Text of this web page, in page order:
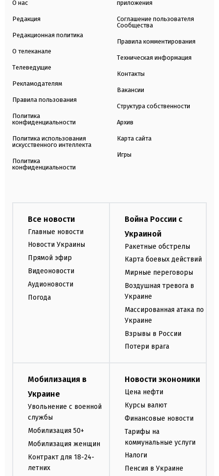
О нас
Редакция
Редакционная политика
О телеканале
Телеведущие
Рекламодателям
Правила пользования
Политика
конфиденциальности
Политика использования
искусственного интеллекта
Политика
конфиденциальности
приложения
Соглашение пользователя
Сообщества
Правила комментирования
Техническая информация
Контакты
Вакансии
Структура собственности
Архив
Карта сайта
Игры
Все новости
Главные новости
Новости Украины
Прямой эфир
Видеоновости
Аудионовости
Погода
Война России с
Украиной
Ракетные обстрелы
Карта боевых действий
Мирные переговоры
Воздушная тревога в
Украине
Массированная атака по
Украине
Взрывы в России
Потери врага
Мобилизация в
Украине
Увольнение с военной
службы
Мобилизация 50+
Мобилизация женщин
Контракт для 18-24-
летних
Новости экономики
Цена нефти
Курсы валют
Финансовые новости
Тарифы на
коммунальные услуги
Налоги
Пенсия в Украине